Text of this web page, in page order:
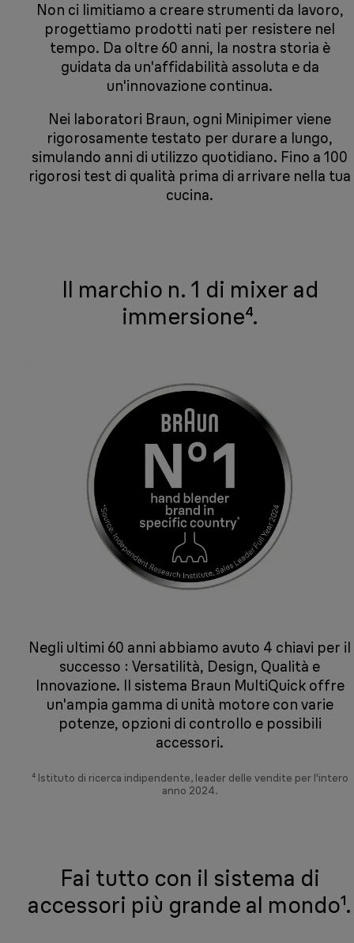
Non ci limitiamo a creare strumenti da lavoro,
progettiamo prodotti nati per resistere nel
tempo. Da oltre 60 anni, la nostra storia è
guidata da un'affidabilità assoluta e da
un'innovazione continua.
Nei laboratori Braun, ogni Minipimer viene
rigorosamente testato per durare a lungo,
simulando anni di utilizzo quotidiano. Fino a 100
rigorosi test di qualità prima di arrivare nella tua
cucina.
Il marchio n. 1 di mixer ad
immersione⁴.
Negli ultimi 60 anni abbiamo avuto 4 chiavi per il
successo : Versatilità, Design, Qualità e
Innovazione. Il sistema Braun MultiQuick offre
un'ampia gamma di unità motore con varie
potenze, opzioni di controllo e possibili
accessori.
⁴ Istituto di ricerca indipendente, leader delle vendite per l'intero
anno 2024.
Fai tutto con il sistema di
accessori più grande al mondo¹.